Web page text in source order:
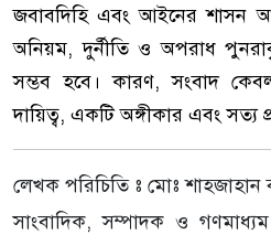
জবাবদিহি এবং আইনের শাসন
অনিয়ম, দুর্নীতি ও অপরাধ
সম্ভব হবে। কারণ, সংবাদ
দায়িত্ব, একটি অঙ্গীকার এবং সত্য
লেখক পরিচিতি ঃ মোঃ শাহজাহান
সাংবাদিক, সম্পাদক ও